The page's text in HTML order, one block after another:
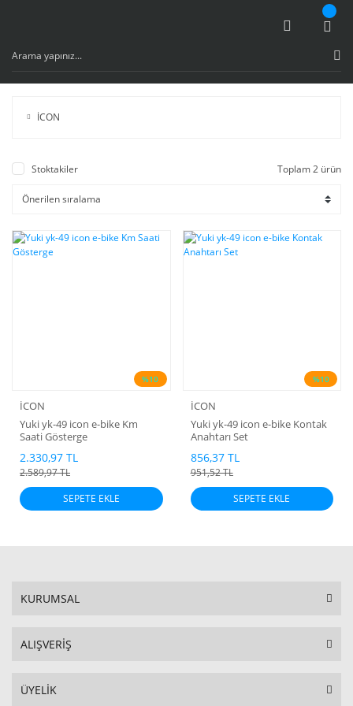
İCON
Stoktakiler Toplam 2 ürün
%10
İCON
Yuki yk-49 icon e-bike Km
Saati Gösterge
2.330,97 TL
2.589,97 TL
SEPETE EKLE
%10
İCON
Yuki yk-49 icon e-bike Kontak
Anahtarı Set
856,37 TL
951,52 TL
SEPETE EKLE
KURUMSAL
ALIŞVERİŞ
ÜYELİK